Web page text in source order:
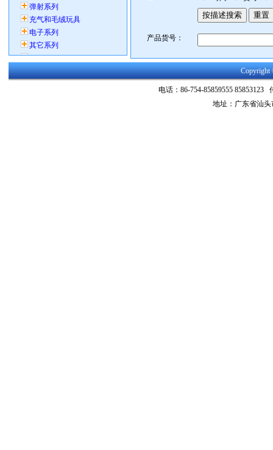
产品货号：
Copyright
电话：86-754-85859555 85853123
地址：广东省汕